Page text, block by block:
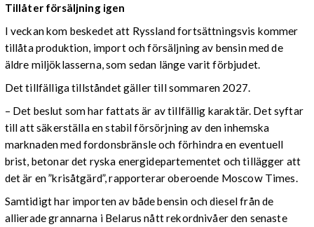
Tillåter försäljning igen
I veckan kom beskedet att Ryssland fortsättningsvis kommer
tillåta produktion, import och försäljning av bensin med de
äldre miljöklasserna, som sedan länge varit förbjudet.
Det tillfälliga tillståndet gäller till sommaren 2027.
– Det beslut som har fattats är av tillfällig karaktär. Det syftar
till att säkerställa en stabil försörjning av den inhemska
marknaden med fordonsbränsle och förhindra en eventuell
brist, betonar det ryska energidepartementet och tillägger att
det är en ”krisåtgärd”, rapporterar oberoende Moscow Times.
Samtidigt har importen av både bensin och diesel från de
allierade grannarna i Belarus nått rekordnivåer den senaste